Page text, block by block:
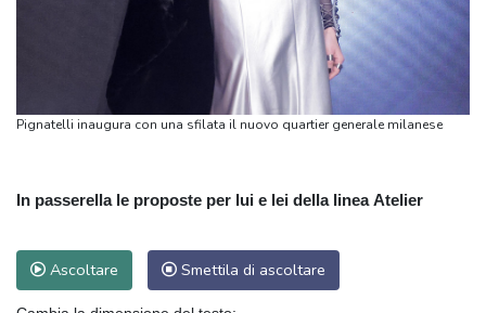
Pignatelli inaugura con una sfilata il nuovo quartier generale milanese
In passerella le proposte per lui e lei della linea Atelier
Ascoltare Smettila di ascoltare